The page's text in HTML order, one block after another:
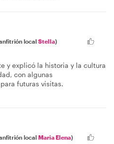
local Stella)
y explicó la historia y la cultura
con algunas
futuras visitas.
local Maria Elena)